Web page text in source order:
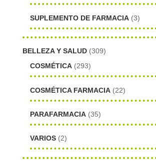
SUPLEMENTO DE FARMACIA (3)
BELLEZA Y SALUD (309)
COSMÉTICA (293)
COSMÉTICA FARMACIA (22)
PARAFARMACIA (35)
VARIOS (2)